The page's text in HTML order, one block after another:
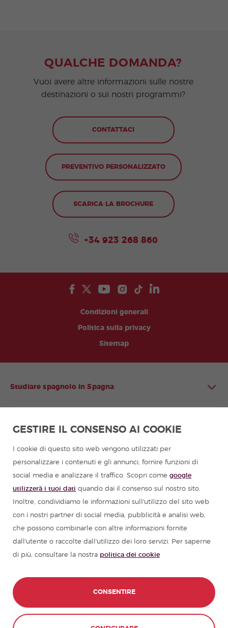
QUALCHE DOMANDA?
Vuoi avere altre informazioni sulle nostre
destinazioni o sui nostri programmi?
CONTATTACI
PREVENTIVO PERSONALIZZATO
SCARICA LA BROCHURE
+34 923 268 860
Condizioni generali
Politica sulla privacy
Sitemap
Studiare spagnolo in Spagna
Campi estivi in Spagna
Corsi di spagnolo
Risorse per imparare lo spagnolo
Partners
Guide di viaggio in Spagna
Guide di viaggio in America Latina
GESTIRE IL CONSENSO AI COOKIE
I cookie di questo sito web vengono utilizzati per
personalizzare i contenuti e gli annunci, fornire funzioni di
social media e analizzare il traffico. Scopri come google
utilizzerà i tuoi dati quando dai il consenso sul nostro sito.
Inoltre, condividiamo le informazioni sull'utilizzo del sito web
con i nostri partner di social media, pubblicità e analisi web,
che possono combinarle con altre informazioni fornite
dall'utente o raccolte dall'utilizzo dei loro servizi. Per saperne
di più, consultare la nostra politica dei cookie
CONSENTIRE